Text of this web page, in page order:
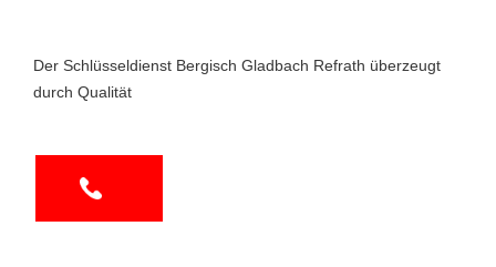
Der Schlüsseldienst Bergisch Gladbach Refrath überzeugt
durch Qualität